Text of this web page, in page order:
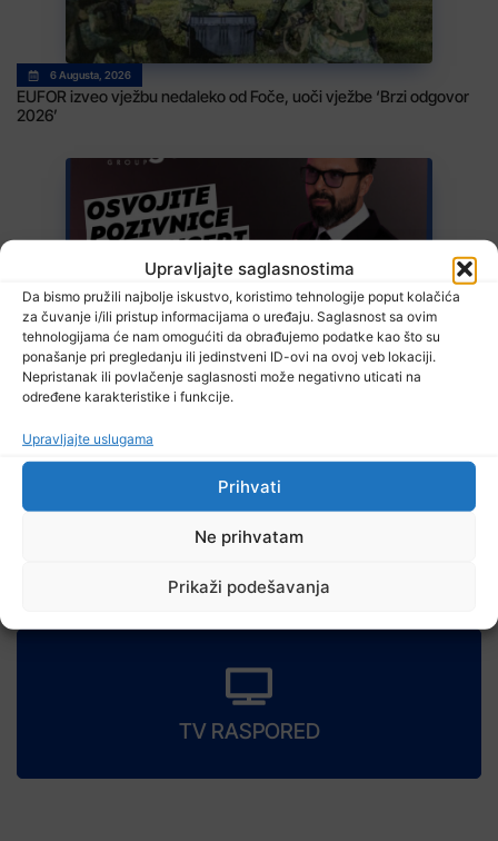
Upravljajte saglasnostima
Da bismo pružili najbolje iskustvo, koristimo tehnologije poput kolačića
za čuvanje i/ili pristup informacijama o uređaju. Saglasnost sa ovim
tehnologijama će nam omogućiti da obrađujemo podatke kao što su
ponašanje pri pregledanju ili jedinstveni ID-ovi na ovoj veb lokaciji.
Nepristanak ili povlačenje saglasnosti može negativno uticati na
određene karakteristike i funkcije.
Upravljajte uslugama
Prihvati
Ne prihvatam
Prikaži podešavanja
6 Augusta, 2026
EUFOR izveo vježbu nedaleko od Foče, uoči vježbe ‘Brzi odgovor
2026’
6 Augusta, 2026
Bingo Group i ove godine otvara vrata VIP događaja građanima:
Osvojite ulaznice za koncert Petra Graše
Danas u BiH sunčano i vruće, temperature od 34 do 41 stepen
TV RASPORED